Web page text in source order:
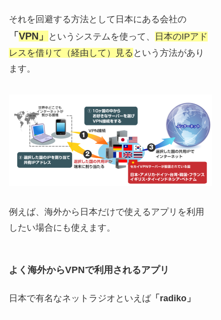
それを回避する方法として日本にある会社の
「 VPN」 というシステムを使って、
日本のIPアド
レスを借りて（経由して）見る という方法があり
ます。
例えば、海外から日本だけで使えるアプリを利用
したい場合にも使えます。
よく海外からVPNで利用されるアプリ
日本で有名なネットラジオといえば「radiko」